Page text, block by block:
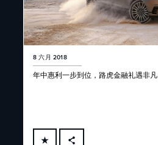
8 六月 2018
年中惠利一步到位，路虎金融礼遇非凡